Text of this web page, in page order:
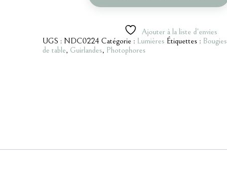
Ajouter à la liste d’envies
UGS : NDC0224 Catégorie : Lumières Étiquettes : Bougies
de table, Guirlandes, Photophores